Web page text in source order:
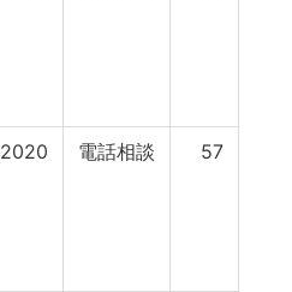
2020 電話相談 57